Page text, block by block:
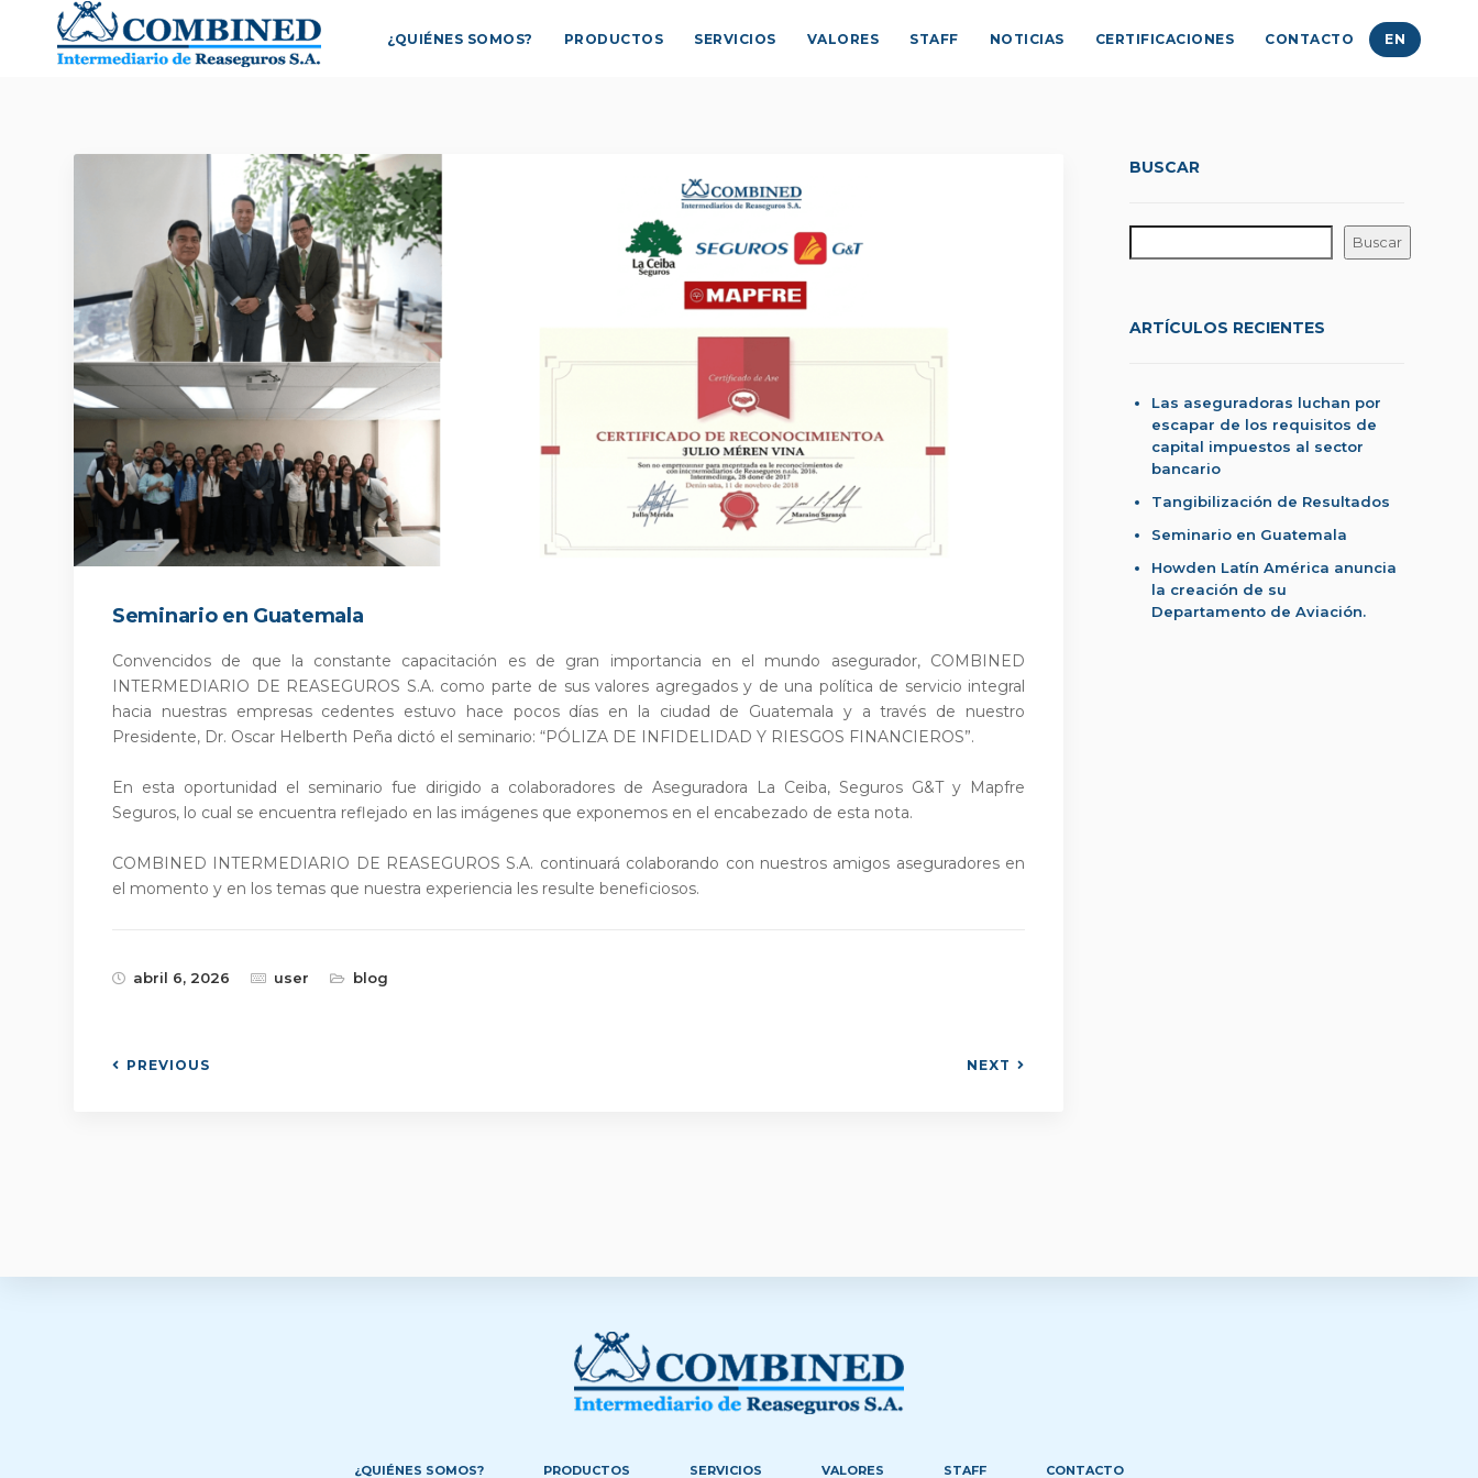
¿QUIÉNES SOMOS? PRODUCTOS SERVICIOS VALORES STAFF NOTICIAS CERTIFICACIONES CONTACTO EN
Seminario en Guatemala
Convencidos de que la constante capacitación es de gran importancia en el mundo asegurador, COMBINED
INTERMEDIARIO DE REASEGUROS S.A. como parte de sus valores agregados y de una política de servicio integral
hacia nuestras empresas cedentes estuvo hace pocos días en la ciudad de Guatemala y a través de nuestro
Presidente, Dr. Oscar Helberth Peña dictó el seminario: “PÓLIZA DE INFIDELIDAD Y RIESGOS FINANCIEROS”.
En esta oportunidad el seminario fue dirigido a colaboradores de Aseguradora La Ceiba, Seguros G&T y Mapfre
Seguros, lo cual se encuentra reflejado en las imágenes que exponemos en el encabezado de esta nota.
COMBINED INTERMEDIARIO DE REASEGUROS S.A. continuará colaborando con nuestros amigos aseguradores en
el momento y en los temas que nuestra experiencia les resulte beneficiosos.
abril 6, 2026 user blog
PREVIOUS NEXT
BUSCAR
Buscar
ARTÍCULOS RECIENTES
Las aseguradoras luchan por
escapar de los requisitos de
capital impuestos al sector
bancario
Tangibilización de Resultados
Seminario en Guatemala
Howden Latín América anuncia
la creación de su
Departamento de Aviación.
¿QUIÉNES SOMOS? PRODUCTOS SERVICIOS VALORES STAFF CONTACTO